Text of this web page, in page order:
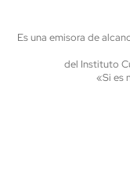
Es una emisora de
del Instituto
«Si es